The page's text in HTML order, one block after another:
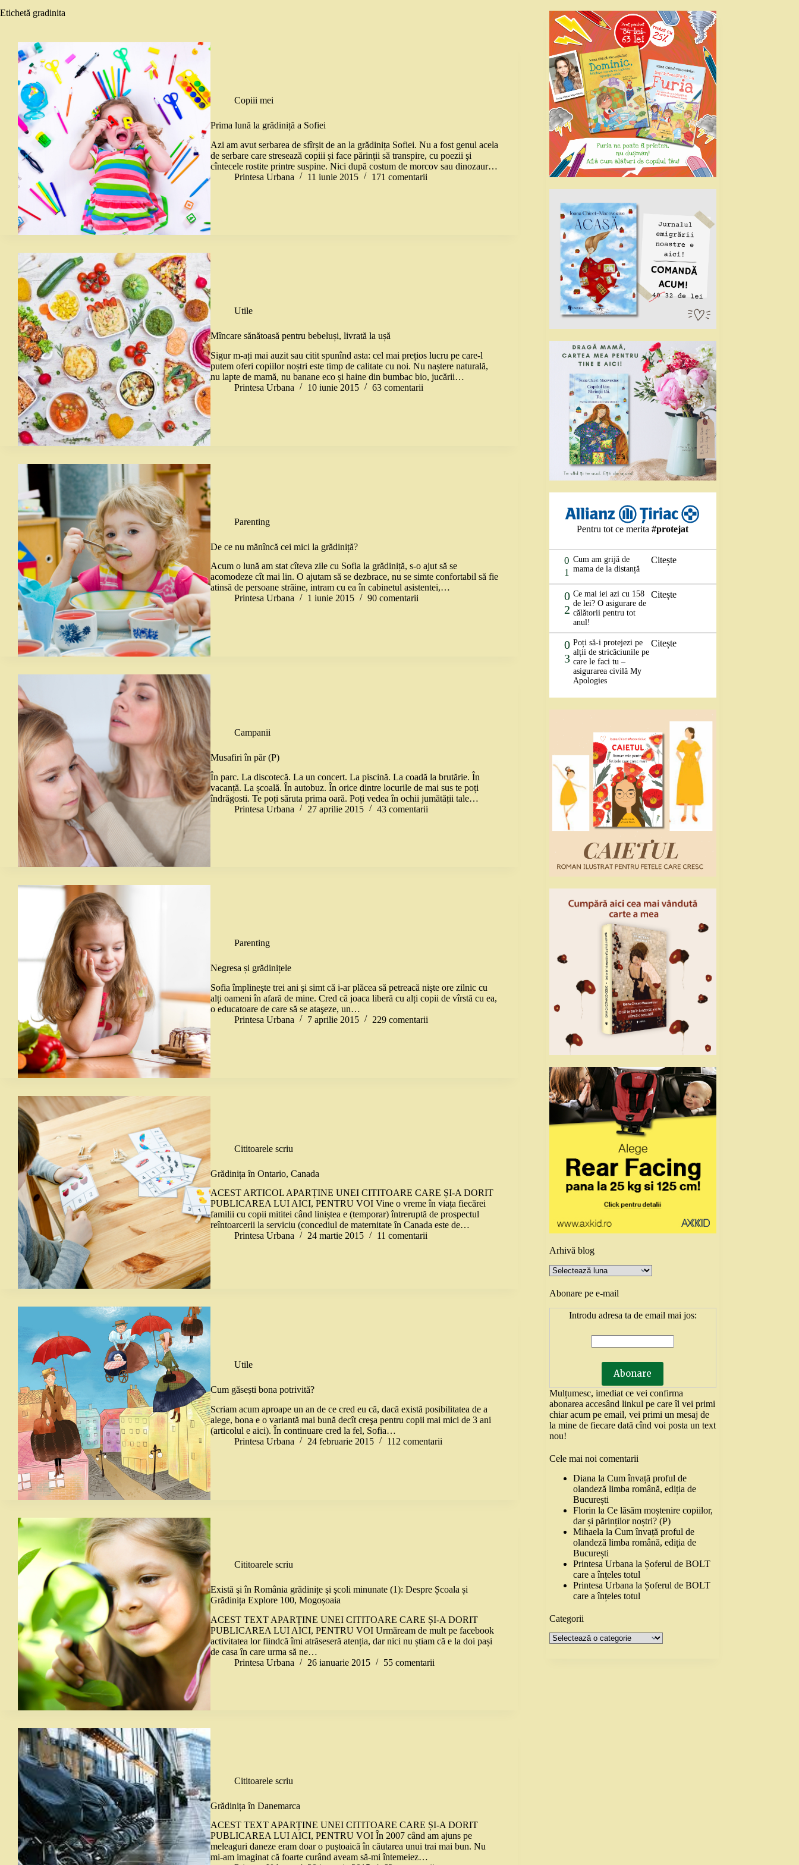
Etichetă gradinita
Copiii mei
Prima lună la grădiniță a Sofiei
Azi am avut serbarea de sfîrșit de an la grădinița Sofiei. Nu a fost genul acela
de serbare care stresează copiii și face părinții să transpire, cu poezii şi
cîntecele rostite printre suspine. Nici după costum de morcov sau dinozaur…
Printesa Urbana
11 iunie 2015 171 comentarii
Utile
Mîncare sănătoasă pentru bebeluși, livrată la ușă
Sigur m-ați mai auzit sau citit spunînd asta: cel mai prețios lucru pe care-l
putem oferi copiilor noștri este timp de calitate cu noi. Nu naștere naturală,
nu lapte de mamă, nu banane eco și haine din bumbac bio, jucării…
Printesa Urbana
10 iunie 2015 63 comentarii
Parenting
De ce nu mănîncă cei mici la grădiniță?
Acum o lună am stat cîteva zile cu Sofia la grădiniță, s-o ajut să se
acomodeze cît mai lin. O ajutam să se dezbrace, nu se simte confortabil să fie
atinsă de persoane străine, intram cu ea în cabinetul asistentei,…
Printesa Urbana
1 iunie 2015 90 comentarii
Campanii
Musafiri în păr (P)
În parc. La discotecă. La un concert. La piscină. La coadă la brutărie. În
vacanță. La școală. În autobuz. În orice dintre locurile de mai sus te poți
îndrăgosti. Te poți săruta prima oară. Poți vedea în ochii jumătății tale…
Printesa Urbana
27 aprilie 2015 43 comentarii
Parenting
Negresa și grădinițele
Sofia împlineşte trei ani şi simt că i-ar plăcea să petreacă nişte ore zilnic cu
alți oameni în afară de mine. Cred că joaca liberă cu alți copii de vîrstă cu ea,
o educatoare de care să se ataşeze, un…
Printesa Urbana
7 aprilie 2015 229 comentarii
Cititoarele scriu
Grădinița în Ontario, Canada
ACEST ARTICOL APARȚINE UNEI CITITOARE CARE ȘI-A DORIT
PUBLICAREA LUI AICI, PENTRU VOI Vine o vreme în viața fiecărei
familii cu copii mititei când liniștea e (temporar) întreruptă de prospectul
reîntoarcerii la serviciu (concediul de maternitate în Canada este de…
Printesa Urbana
24 martie 2015 11 comentarii
Utile
Cum găsești bona potrivită?
Scriam acum aproape un an de ce cred eu că, dacă există posibilitatea de a
alege, bona e o variantă mai bună decît creşa pentru copii mai mici de 3 ani
(articolul e aici). În continuare cred la fel, Sofia…
Printesa Urbana
24 februarie 2015 112 comentarii
Cititoarele scriu
Există şi în România grădinițe şi şcoli minunate (1): Despre Școala și
Grădinița Explore 100, Mogoșoaia
ACEST TEXT APARȚINE UNEI CITITOARE CARE ȘI-A DORIT
PUBLICAREA LUI AICI, PENTRU VOI Urmăream de mult pe facebook
activitatea lor fiindcă îmi atrăseseră atenția, dar nici nu știam că e la doi pași
de casa în care urma să ne…
Printesa Urbana
26 ianuarie 2015 55 comentarii
Cititoarele scriu
Grădinița în Danemarca
ACEST TEXT APARȚINE UNEI CITITOARE CARE ȘI-A DORIT
PUBLICAREA LUI AICI, PENTRU VOI În 2007 când am ajuns pe
meleaguri daneze eram doar o puștoaică în căutarea unui trai mai bun. Nu
mi-am imaginat că foarte curând aveam să-mi întemeiez…
Pentru tot ce merita#protejat
0
1
Cum am grijă de
mama de la distanță
Citește
0
2
Ce mai iei azi cu 158
de lei? O asigurare de
călătorii pentru tot
anul!
Citește
0
3
Poți să-i protejezi pe
alții de stricăciunile pe
care le faci tu –
asigurarea civilă My
Apologies
Citește
Arhivă blog
Arhivă
blog
Abonare pe e-mail
Introdu adresa ta de email mai jos:
Mulțumesc, imediat ce vei confirma
abonarea accesând linkul pe care îl vei primi
chiar acum pe email, vei primi un mesaj de
la mine de fiecare dată cînd voi posta un text
nou!
Cele mai noi comentarii
Diana laCum învață proful de
olandeză limba română, ediția de
București
Florin laCe lăsăm moștenire copiilor,
dar și părinților noștri? (P)
Mihaela laCum învață proful de
olandeză limba română, ediția de
București
Printesa Urbana la Șoferul de BOLT
care a înțeles totul
Printesa Urbana la Șoferul de BOLT
care a înțeles totul
Categorii
Categorii